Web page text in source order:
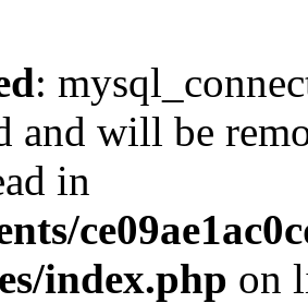
:
and will be
in
index.php on